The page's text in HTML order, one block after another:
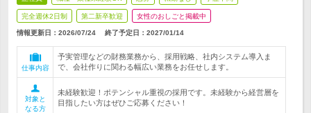
完全週休2日制 第二新卒歓迎 女性のおしごと掲載中
情報更新日：2026/07/24 終了予定日： 2027/01/14
仕事内容
予実管理などの財務業務から、採用戦略、社内システム導入ま
で、会社作りに関わる幅広い業務をお任せします。
対象と
なる方
未経験歓迎！ポテンシャル重視の採用です。未経験から経営層を
目指したい方はぜひご応募ください！